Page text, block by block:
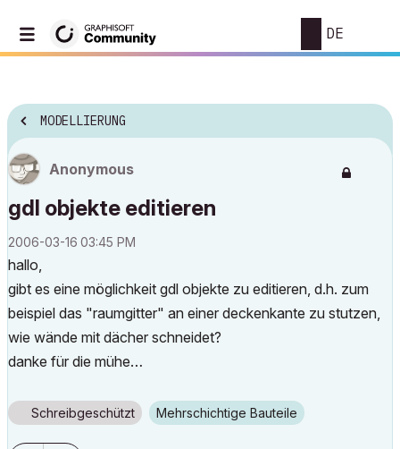
DE
MODELLIERUNG
Anonymous
gdl objekte editieren
‎2006-03-16 03:45 PM
hallo,
gibt es eine möglichkeit gdl objekte zu editieren, d.h. zum
beispiel das "raumgitter" an einer deckenkante zu stutzen,
wie wände mit dächer schneidet?
danke für die mühe…
Schreibgeschützt Mehrschichtige Bauteile